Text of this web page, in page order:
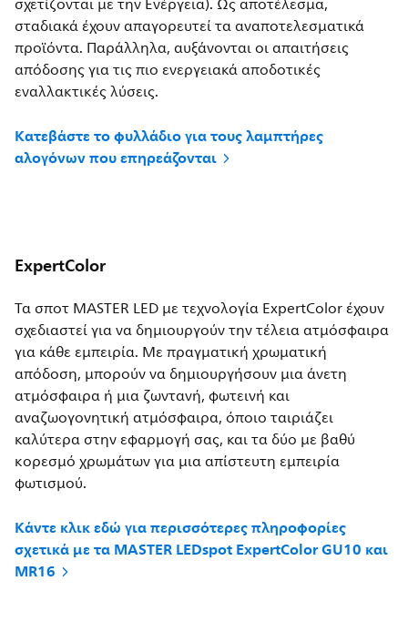
σχετίζονται με την Ενέργεια). Ως αποτέλεσμα,
σταδιακά έχουν απαγορευτεί τα αναποτελεσματικά
προϊόντα. Παράλληλα, αυξάνονται οι απαιτήσεις
απόδοσης για τις πιο ενεργειακά αποδοτικές
εναλλακτικές λύσεις.
Κατεβάστε το φυλλάδιο για τους λαμπτήρες
αλογόνων που επηρεάζονται
ExpertColor
Τα σποτ MASTER LED με τεχνολογία ExpertColor έχουν
σχεδιαστεί για να δημιουργούν την τέλεια ατμόσφαιρα
για κάθε εμπειρία. Με πραγματική χρωματική
απόδοση, μπορούν να δημιουργήσουν μια άνετη
ατμόσφαιρα ή μια ζωντανή, φωτεινή και
αναζωογονητική ατμόσφαιρα, όποιο ταιριάζει
καλύτερα στην εφαρμογή σας, και τα δύο με βαθύ
κορεσμό χρωμάτων για μια απίστευτη εμπειρία
φωτισμού.
Κάντε κλικ εδώ για περισσότερες πληροφορίες
σχετικά με τα MASTER LEDspot ExpertColor GU10 και
MR16